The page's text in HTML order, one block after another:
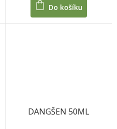
Do košíku
DANGŠEN 50ML